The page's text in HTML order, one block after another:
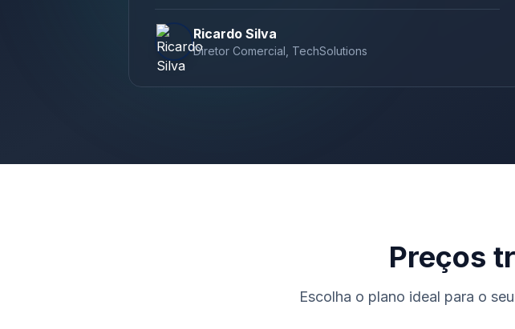
Ricardo Silva
Diretor Comercial TechSolutions
Preços
Escolha o plano ideal para o